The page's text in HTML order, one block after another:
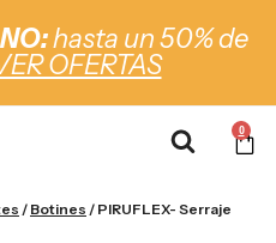
hasta un 50% de
OFERTAS
0
/ Botines / PIRUFLEX- Serraje